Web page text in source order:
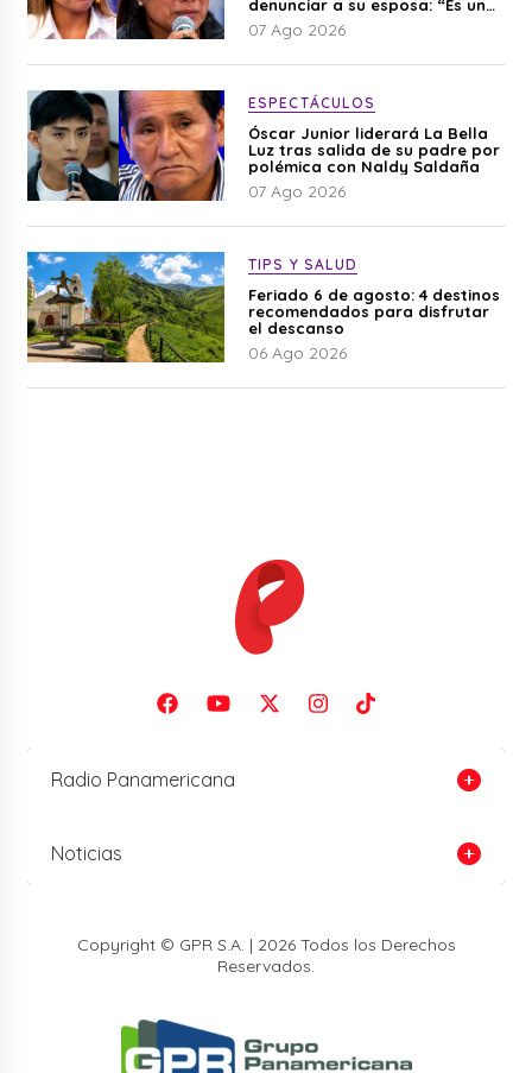
denunciar a su esposa: “Es una
difamación”
07 Ago 2026
ESPECTÁCULOS
Óscar Junior liderará La Bella
Luz tras salida de su padre por
polémica con Naldy Saldaña
07 Ago 2026
TIPS Y SALUD
Feriado 6 de agosto: 4 destinos
recomendados para disfrutar
el descanso
06 Ago 2026
Radio Panamericana
Noticias
Copyright © GPR S.A. | 2026 Todos los Derechos
Reservados.